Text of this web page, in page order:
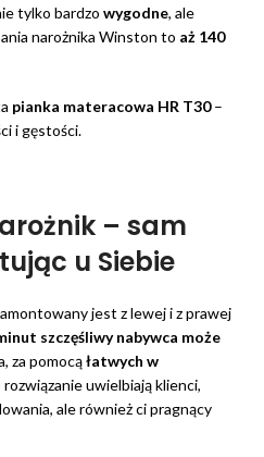
tylko bardzo wygodne, ale
narożnika Winston to aż 140
pianka materacowa HR T30–
i gęstości.
– sam
u Siebie
jest z lewej i z prawej
szczęśliwy nabywca może
za pomocąłatwych w
rozwiązanie uwielbiają klienci,
ale również ci pragnący